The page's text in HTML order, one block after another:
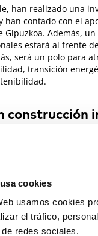
cookies
usamos cookies
el tráfico,
redes sociales.
han realizado una
han contado con el
Gipuzkoa. Además,
estará al frente
será un polo para
transición
construcción
será edificada con
del consumo
y materiales que
la fase de ejecución
y contará con una
energético.